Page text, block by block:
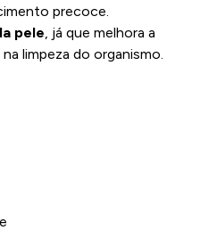
precoce.
pele, já que melhora a
limpeza do organismo.